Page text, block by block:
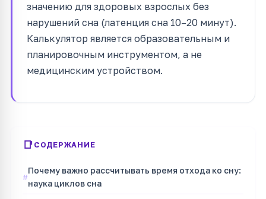
значению для здоровых взрослых без
нарушений сна (латенция сна 10–20 минут).
Калькулятор является образовательным и
планировочным инструментом, а не
медицинским устройством.
СОДЕРЖАНИЕ
Почему важно рассчитывать время отхода ко сну:
наука циклов сна